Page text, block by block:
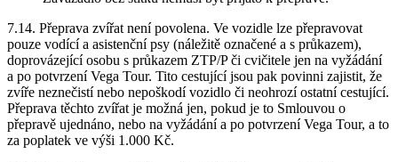
7.14. Přeprava zvířat není povolena. Ve vozidle lze přepravovat
pouze vodící a asistenční psy (náležitě označené a s průkazem),
doprovázející osobu s průkazem ZTP/P či cvičitele jen na vyžádání
a po potvrzení Vega Tour. Tito cestující jsou pak povinni zajistit, že
zvíře neznečistí nebo nepoškodí vozidlo či neohrozí ostatní cestující.
Přeprava těchto zvířat je možná jen, pokud je to Smlouvou o
přepravě ujednáno, nebo na vyžádání a po potvrzení Vega Tour, a to
za poplatek ve výši 1.000 Kč.